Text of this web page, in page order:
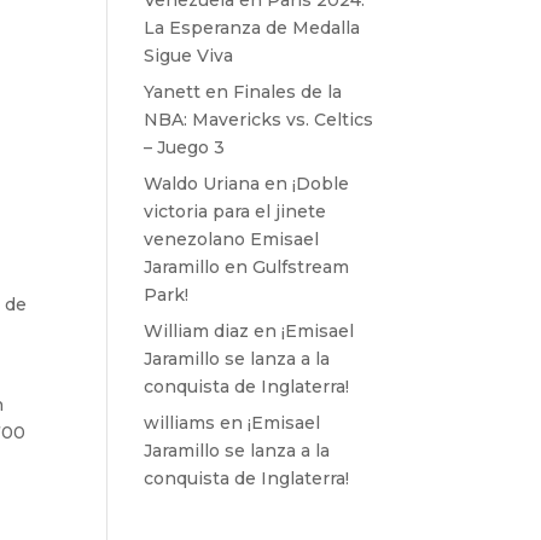
de
La Esperanza de Medalla
Sigue Viva
Yanett en Finales de la
NBA: Mavericks vs. Celtics
– Juego 3
Waldo Uriana en¡Doble
victoria para el jinete
venezolano Emisael
Jaramillo en Gulfstream
Park!
William diaz en¡Emisael
Jaramillo se lanza a la
conquista de Inglaterra!
williams en¡Emisael
Jaramillo se lanza a la
conquista de Inglaterra!